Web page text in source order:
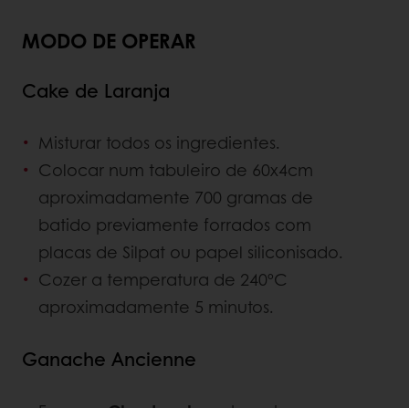
MODO DE OPERAR
Cake de Laranja
Misturar todos os ingredientes.
Colocar num tabuleiro de 60x4cm
aproximadamente 700 gramas de
batido previamente forrados com
placas de Silpat ou papel siliconisado.
Cozer a temperatura de 240ºC
aproximadamente 5 minutos.
Ganache Ancienne